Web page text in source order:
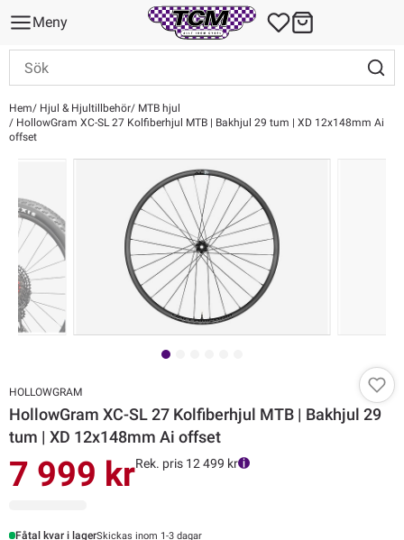
Meny
Hem Hjul & Hjultillbehör
MTB hjul
HollowGram XC-SL 27 Kolfiberhjul MTB | Bakhjul 29 tum | XD 12x148mm Ai
offset
HOLLOWGRAM
HollowGram XC-SL 27 Kolfiberhjul MTB | Bakhjul 29
tum | XD 12x148mm Ai offset
7 999 krRek. pris 12 499 kr
Fåtal kvar i lagerSkickas inom 1-3 dagar